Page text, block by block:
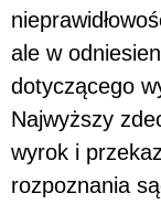
ale w
dotyczącego
Najwyższy
wyrok i
rozpoznania